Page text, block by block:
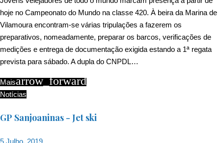
2019
hoje no Campeonato do Mundo na classe 420. À beira da Marina de
Vilamoura encontram-se várias tripulações a fazerem os
preparativos, nomeadamente, preparar os barcos, verificações de
medições e entrega de documentação exigida estando a 1ª regata
prevista para sábado. A dupla do CNPDL…
Maisarrow_forward
Notícias
GP Sanjoaninas - Jet ski
5 Julho, 2019